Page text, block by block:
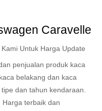
Caravelle
Untuk Harga Update
penjualan produk kaca
belakang dan kaca
dan tahun kendaraan.
Harga terbaik dan